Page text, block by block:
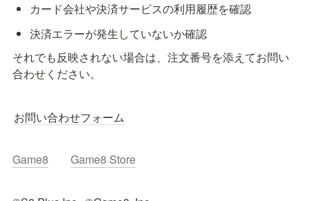
カード会社や決済サービスの利用履歴を確認
決済エラーが発生していないか確認
それでも反映されない場合は、注文番号を添えてお問い
合わせください。
お問い合わせフォーム
Game8 Game8 Store